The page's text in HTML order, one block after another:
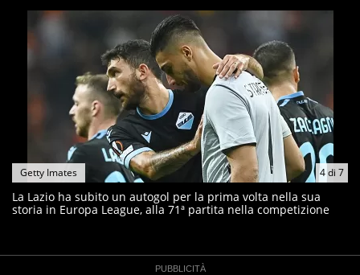
4di 7
Getty Imates
La Lazio ha subito un autogol per la prima volta nella sua
storia in Europa League, alla 71ª partita nella competizione